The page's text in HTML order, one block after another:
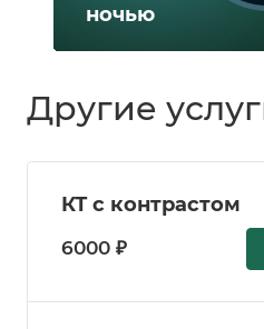
ночью
Другие
КТ с контрастом
6000 ₽